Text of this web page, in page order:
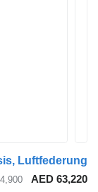
AED 63,220